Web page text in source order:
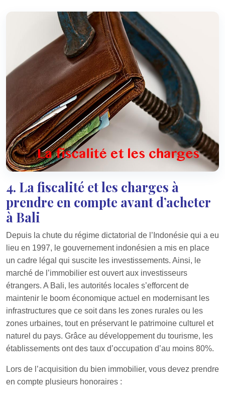
4. La fiscalité et les charges à
prendre en compte avant d’acheter
à Bali
Depuis la chute du régime dictatorial de l’Indonésie qui a eu
lieu en 1997, le gouvernement indonésien a mis en place
un cadre légal qui suscite les investissements. Ainsi, le
marché de l’immobilier est ouvert aux investisseurs
étrangers. A Bali, les autorités locales s’efforcent de
maintenir le boom économique actuel en modernisant les
infrastructures que ce soit dans les zones rurales ou les
zones urbaines, tout en préservant le patrimoine culturel et
naturel du pays. Grâce au développement du tourisme, les
établissements ont des taux d’occupation d’au moins 80%.
Lors de l’acquisition du bien immobilier, vous devez prendre
en compte plusieurs honoraires :